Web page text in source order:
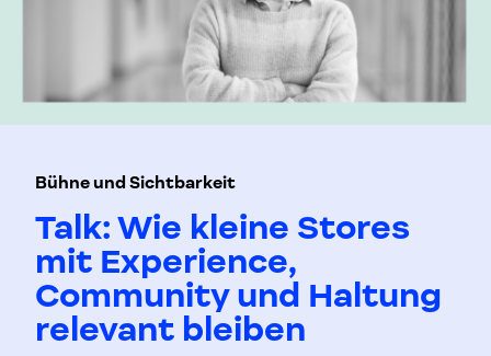
Bühne und Sichtbarkeit
Talk: Wie kleine Stores
mit Experience,
Community und Haltung
relevant bleiben